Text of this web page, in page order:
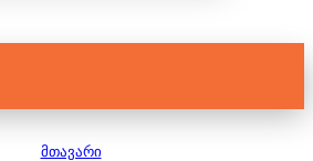
მთავარი